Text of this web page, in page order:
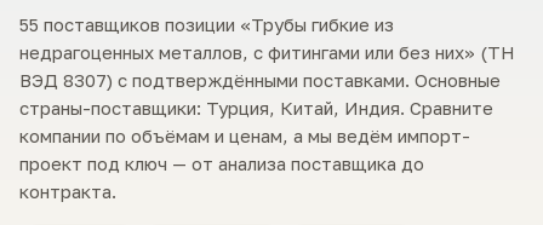
55 поставщиков позиции «Трубы гибкие из
недрагоценных металлов, с фитингами или без них» (ТН
ВЭД 8307) с подтверждёнными поставками. Основные
страны-поставщики: Турция, Китай, Индия. Сравните
компании по объёмам и ценам, а мы ведём импорт-
проект под ключ — от анализа поставщика до
контракта.